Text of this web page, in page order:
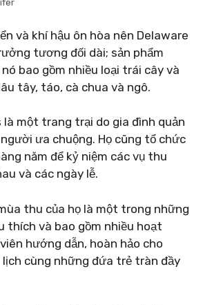
và khí hậu ôn hòa nên Delaware
tương đối dài; sản phẩm
bao gồm nhiều loại trái cây và
tây, táo, cà chua và ngô.
là một trang trại do gia đình quản
ưa chuộng. Họ cũng tổ chức
năm để kỷ niệm các vụ thu
và các ngày lễ.
thu của họ là một trong những
thích và bao gồm nhiều hoạt
hướng dẫn, hoàn hảo cho
lịch cùng những đứa trẻ tràn đầy